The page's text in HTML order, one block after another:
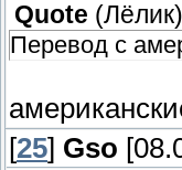
Quote (Лёлик)
Перевод с
[25] Gso